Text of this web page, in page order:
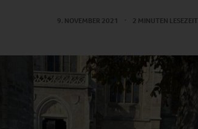
9. NOVEMBER 2021 2 MINUTEN LESEZEIT